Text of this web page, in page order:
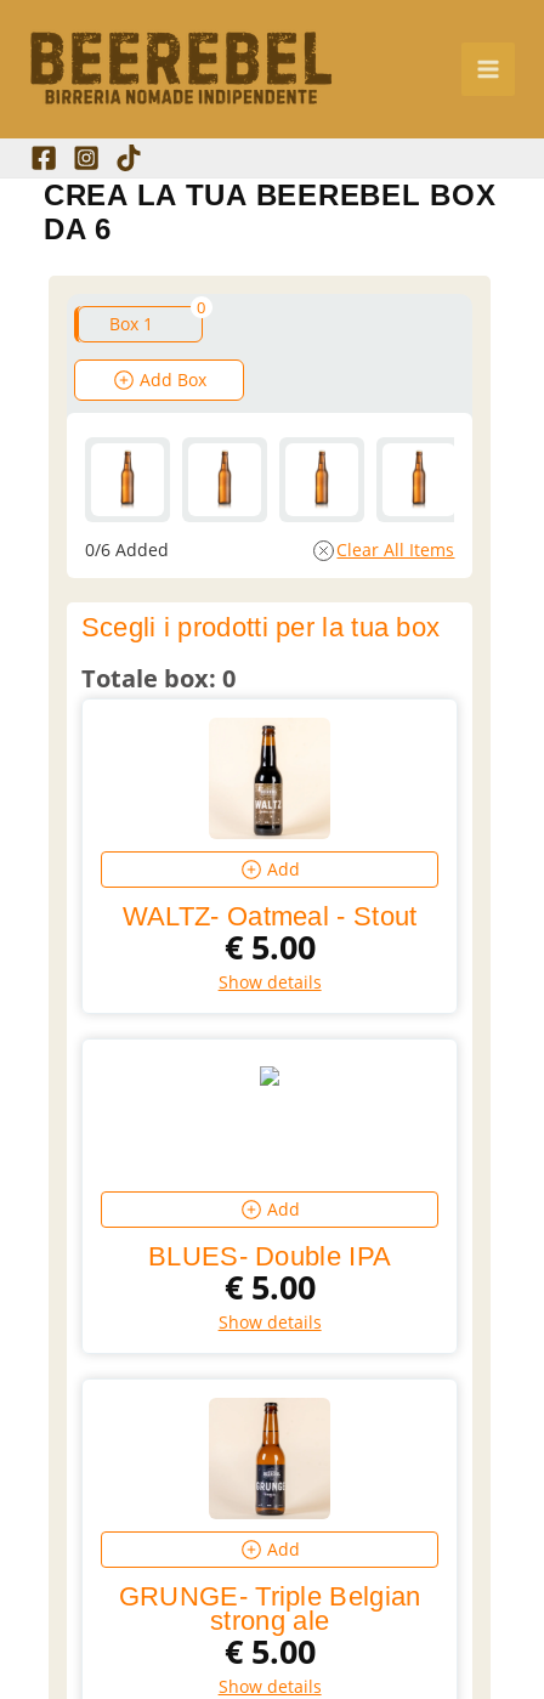
contenuto
CREA LA TUA BEEREBEL BOX
DA 6
Box 1
0
Add Box
0/6 Added Clear All Items
Scegli i prodotti per la tua box
Totale box: 0
Add
WALTZ- Oatmeal - Stout
€5.00
Show details
Add
BLUES- Double IPA
€5.00
Show details
Add
GRUNGE- Triple Belgian
strong ale
€5.00
Show details